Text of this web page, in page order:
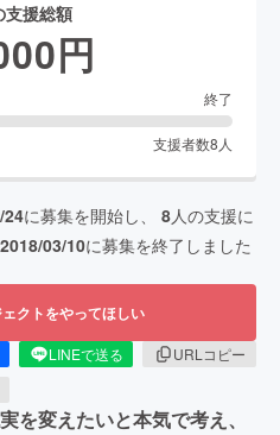
支援総額
円
終了
支援者数8 人
24に募集を開始し、 8人の支援に
2018/03/10に募集を終了しました
クトをやってほしい
LINEで送る
URLコピー
を変えたいと本気で考え、